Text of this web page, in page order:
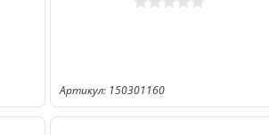
Артикул: 150301160